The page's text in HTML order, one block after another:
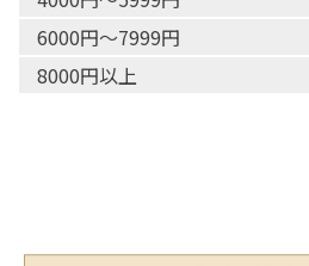
6000円〜7999円
8000円以上